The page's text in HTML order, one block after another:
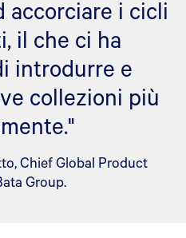
accorciare i cicli
il che ci ha
introdurre e
collezioni più
Chief Global Product
Group.